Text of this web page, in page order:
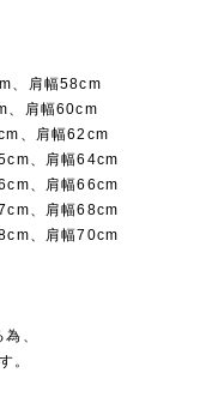
、肩幅58cm
、肩幅60cm
、肩幅62cm
、肩幅64cm
、肩幅66cm
、肩幅68cm
、肩幅70cm
、
。